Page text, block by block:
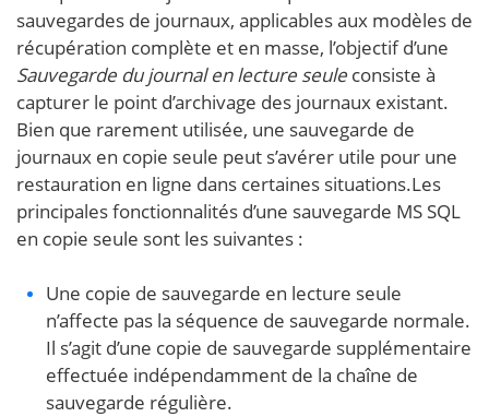
sauvegardes de journaux, applicables aux modèles de
récupération complète et en masse, l’objectif d’une
Sauvegarde du journal en lecture seule consiste à
capturer le point d’archivage des journaux existant.
Bien que rarement utilisée, une sauvegarde de
journaux en copie seule peut s’avérer utile pour une
restauration en ligne dans certaines situations.Les
principales fonctionnalités d’une sauvegarde MS SQL
en copie seule sont les suivantes :
Une copie de sauvegarde en lecture seule
n’affecte pas la séquence de sauvegarde normale.
Il s’agit d’une copie de sauvegarde supplémentaire
effectuée indépendamment de la chaîne de
sauvegarde régulière.